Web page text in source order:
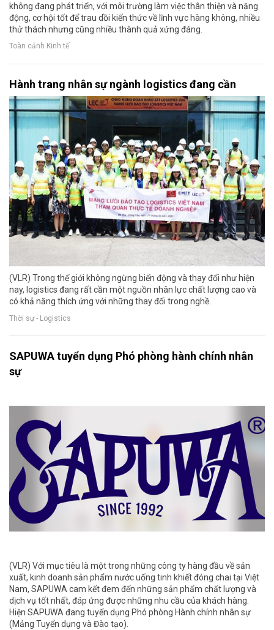
không đang phát triển, với môi trường làm việc thân thiện và năng
động, cơ hội tốt để trau dồi kiến thức về lĩnh vực hàng không, nhiều
thử thách nhưng cũng nhiều thành quả xứng đáng.
Toàn cảnh Kinh tế
Hành trang nhân sự ngành logistics đang cần
(VLR) Trong thế giới không ngừng biến động và thay đổi như hiện
nay, logistics đang rất cần một nguồn nhân lực chất lượng cao và
có khả năng thích ứng với những thay đổi trong nghề.
Thời sự - Logistics
SAPUWA tuyển dụng Phó phòng hành chính nhân
sự
(VLR) Với mục tiêu là một trong những công ty hàng đầu về sản
xuất, kinh doanh sản phẩm nước uống tinh khiết đóng chai tại Việt
Nam, SAPUWA cam kết đem đến những sản phẩm chất lượng và
dịch vụ tốt nhất, đáp ứng được những nhu cầu của khách hàng.
Hiện SAPUWA đang tuyển dụng Phó phòng Hành chính nhân sự
(Mảng Tuyển dụng và Đào tạo).